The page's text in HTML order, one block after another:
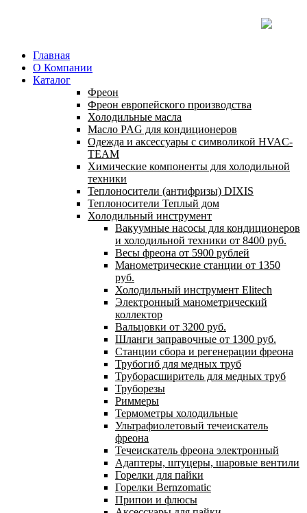
Главная
О Компании
Каталог
Фреон
Фреон европейского производства
Холодильные масла
Масло PAG для кондиционеров
Одежда и аксессуары с символикой HVAC-
TEAM
Химические компоненты для холодильной
техники
Теплоносители (антифризы) DIXIS
Теплоносители Теплый дом
Холодильный инструмент
Вакуумные насосы для кондиционеров
и холодильной техники от 8400 руб.
Весы фреона от 5900 рублей
Манометрические станции от 1350
руб.
Холодильный инструмент Elitech
Электронный манометрический
коллектор
Вальцовки от 3200 руб.
Шланги заправочные от 1300 руб.
Станции сбора и регенерации фреона
Трубогиб для медных труб
Труборасширитель для медных труб
Труборезы
Риммеры
Термометры холодильные
Ультрафиолетовый течеискатель
фреона
Течеискатель фреона электронный
Адаптеры, штуцеры, шаровые вентили
Горелки для пайки
Горелки Bernzomatic
Припои и флюсы